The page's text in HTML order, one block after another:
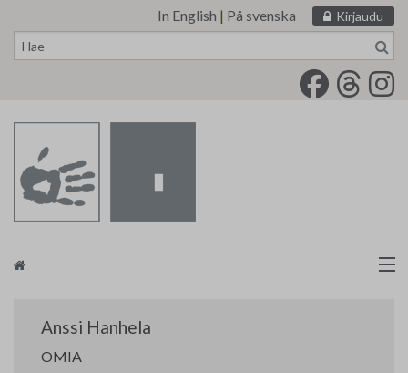
In English | På svenska Kirjaudu
sisältöön
Anssi Hanhela
OMIA